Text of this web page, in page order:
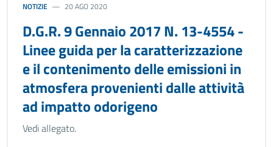
NOTIZIE 20 AGO 2020
D.G.R. 9 Gennaio 2017 N. 13-4554 -
Linee guida per la caratterizzazione
e il contenimento delle emissioni in
atmosfera provenienti dalle attività
ad impatto odorigeno
Vedi allegato.